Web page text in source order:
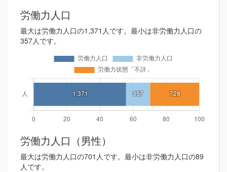
労働力人口
最大は労働力人口の1,371人です。最小は非労働力人口の
357人です。
労働力人口（男性）
最大は労働力人口の701人です。最小は非労働力人口の89
人です。